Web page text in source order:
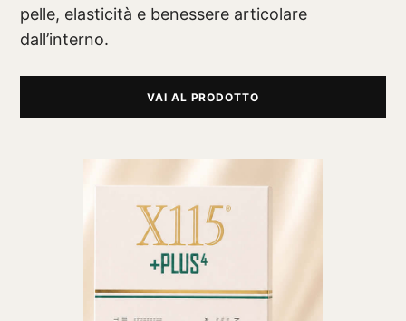
pelle, elasticità e benessere articolare
dall’interno.
VAI AL PRODOTTO
SCOPRI COME FUNZIONA